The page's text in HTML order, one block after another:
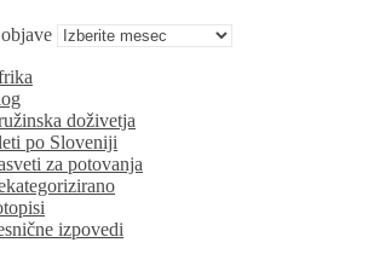
doživetja
po Sloveniji
za potovanja
izpovedi